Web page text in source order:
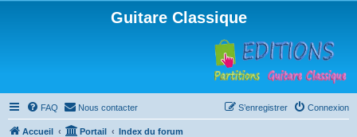
Guitare Classique
FAQ Nous contacter Connexion
S’enregistrer
Accueil Portail Index du forum